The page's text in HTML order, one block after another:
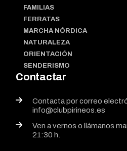
FAMILIAS
FERRATAS
MARCHA NÓRDICA
NATURALEZA
ORIENTACIÓN
SENDERISMO
Contactar
Contacta por correo
info@clubpirineos.es
Ven a vernos o llámanos
21:30 h.